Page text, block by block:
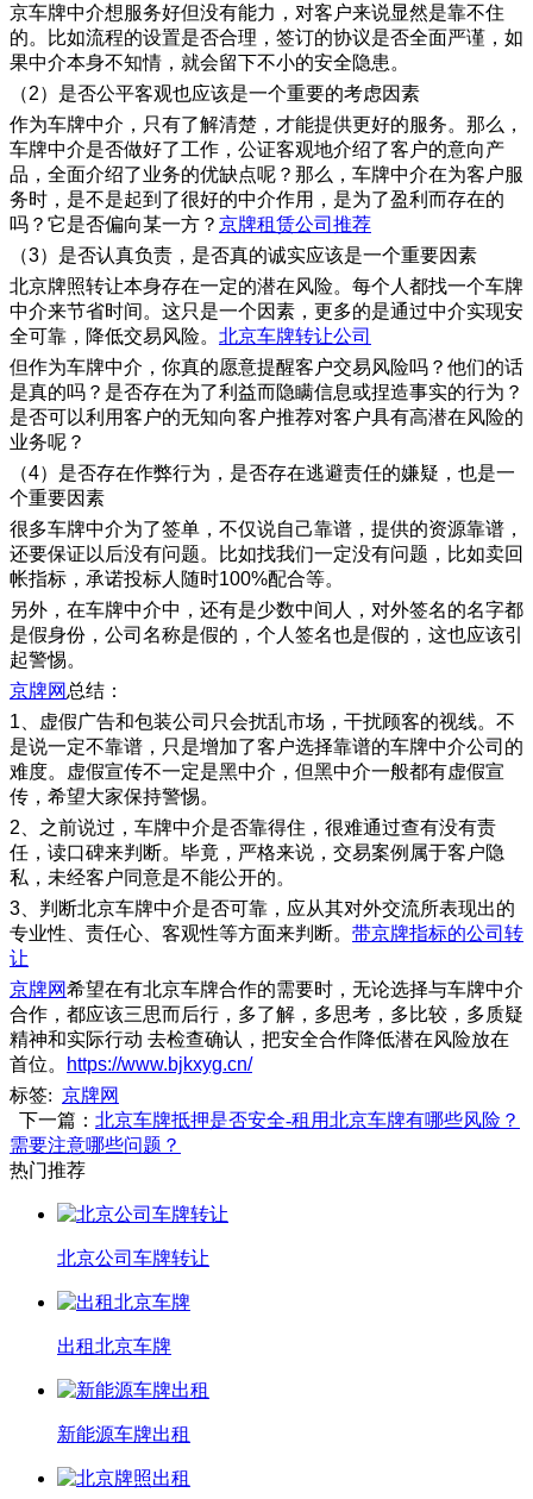
京车牌中介想服务好但没有能力，对客户来说显然是靠不住
的。比如流程的设置是否合理，签订的协议是否全面严谨，如
果中介本身不知情，就会留下不小的安全隐患。
（2）是否公平客观也应该是一个重要的考虑因素
作为车牌中介，只有了解清楚，才能提供更好的服务。那么，
车牌中介是否做好了工作，公证客观地介绍了客户的意向产
品，全面介绍了业务的优缺点呢？那么，车牌中介在为客户服
务时，是不是起到了很好的中介作用，是为了盈利而存在的
吗？它是否偏向某一方？ 京牌租赁公司推荐
（3）是否认真负责，是否真的诚实应该是一个重要因素
北京牌照转让本身存在一定的潜在风险。每个人都找一个车牌
中介来节省时间。这只是一个因素，更多的是通过中介实现安
全可靠，降低交易风险。 北京车牌转让公司
但作为车牌中介，你真的愿意提醒客户交易风险吗？他们的话
是真的吗？是否存在为了利益而隐瞒信息或捏造事实的行为？
是否可以利用客户的无知向客户推荐对客户具有高潜在风险的
业务呢？
（4）是否存在作弊行为，是否存在逃避责任的嫌疑，也是一
个重要因素
很多车牌中介为了签单，不仅说自己靠谱，提供的资源靠谱，
还要保证以后没有问题。比如找我们一定没有问题，比如卖回
帐指标，承诺投标人随时100%配合等。
另外，在车牌中介中，还有是少数中间人，对外签名的名字都
是假身份，公司名称是假的，个人签名也是假的，这也应该引
起警惕。
京牌网 总结：
1、虚假广告和包装公司只会扰乱市场，干扰顾客的视线。不
是说一定不靠谱，只是增加了客户选择靠谱的车牌中介公司的
难度。虚假宣传不一定是黑中介，但黑中介一般都有虚假宣
传，希望大家保持警惕。
2、之前说过，车牌中介是否靠得住，很难通过查有没有责
任，读口碑来判断。毕竟，严格来说，交易案例属于客户隐
私，未经客户同意是不能公开的。
3、判断北京车牌中介是否可靠，应从其对外交流所表现出的
专业性、责任心、客观性等方面来判断。 带京牌指标的公司转
让
京牌网希望在有北京车牌合作的需要时，无论选择与车牌中介
合作，都应该三思而后行，多了解，多思考，多比较，多质疑
精神和实际行动 去检查确认，把安全合作降低潜在风险放在
首位。
https://www.bjkxyg.cn/
标签: 京牌网
下一篇： 北京车牌抵押是否安全-租用北京车牌有哪些风险？
需要注意哪些问题？
热门推荐
北京公司车牌转让
出租北京车牌
新能源车牌出租